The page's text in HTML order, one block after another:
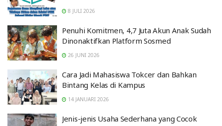
8 JULI 2026
Penuhi Komitmen, 4,7 Juta Akun Anak Sudah
Dinonaktifkan Platform Sosmed
26 JUNI 2026
Cara Jadi Mahasiswa Tokcer dan Bahkan
Bintang Kelas di Kampus
14 JANUARI 2026
Jenis-jenis Usaha Sederhana yang Cocok